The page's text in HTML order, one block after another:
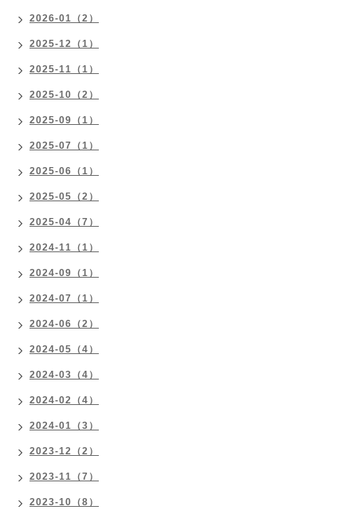
2026-01（2）
2025-12（1）
2025-11（1）
2025-10（2）
2025-09（1）
2025-07（1）
2025-06（1）
2025-05（2）
2025-04（7）
2024-11（1）
2024-09（1）
2024-07（1）
2024-06（2）
2024-05（4）
2024-03（4）
2024-02（4）
2024-01（3）
2023-12（2）
2023-11（7）
2023-10（8）